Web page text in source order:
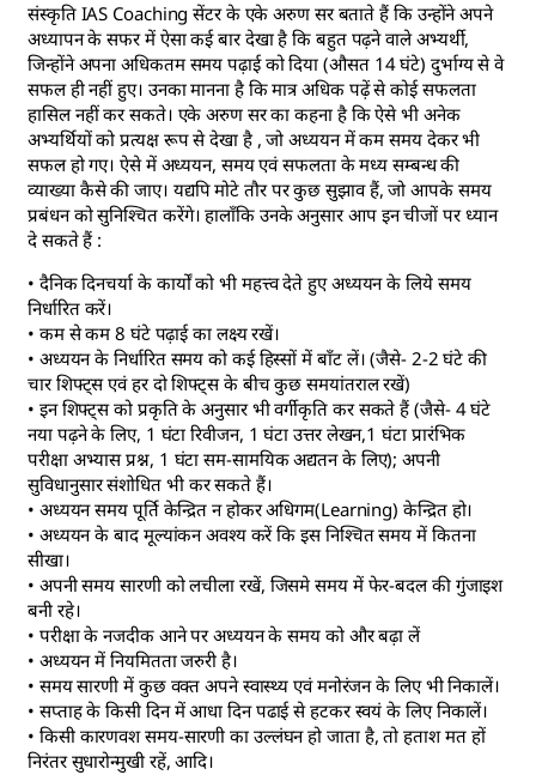
संस्कृति IAS Coaching सेंटर के एके अरुण सर बताते हैं कि उन्होंने अपने
अध्यापन के सफर में ऐसा कई बार देखा है कि बहुत पढ़ने वाले अभ्यर्थी,
जिन्होंने अपना अधिकतम समय पढ़ाई को दिया (औसत 14 घंटे) दुर्भाग्य से वे
सफल ही नहीं हुए। उनका मानना है कि मात्र अधिक पढ़ें से कोई सफलता
हासिल नहीं कर सकते। एके अरुण सर का कहना है कि ऐसे भी अनेक
अभ्यर्थियों को प्रत्यक्ष रूप से देखा है , जो अध्ययन में कम समय देकर भी
सफल हो गए। ऐसे में अध्ययन, समय एवं सफलता के मध्य सम्बन्ध की
व्याख्या कैसे की जाए। यद्यपि मोटे तौर पर कुछ सुझाव हैं, जो आपके समय
प्रबंधन को सुनिश्चित करेंगे। हालाँकि उनके अनुसार आप इन चीजों पर ध्यान
दे सकते हैं :
• दैनिक दिनचर्या के कार्यों को भी महत्त्व देते हुए अध्ययन के लिये समय
निर्धारित करें।
• कम से कम 8 घंटे पढ़ाई का लक्ष्य रखें।
• अध्ययन के निर्धारित समय को कई हिस्सों में बाँट लें। (जैसे- 2-2 घंटे की
चार शिफ्ट्स एवं हर दो शिफ्ट्स के बीच कुछ समयांतराल रखें)
• इन शिफ्ट्स को प्रकृति के अनुसार भी वर्गीकृति कर सकते हैं (जैसे- 4 घंटे
नया पढ़ने के लिए, 1 घंटा रिवीजन, 1 घंटा उत्तर लेखन,1 घंटा प्रारंभिक
परीक्षा अभ्यास प्रश्न, 1 घंटा सम-सामयिक अद्यतन के लिए); अपनी
सुविधानुसार संशोधित भी कर सकते हैं।
• अध्ययन समय पूर्ति केन्द्रित न होकर अधिगम(Learning) केन्द्रित हो।
• अध्ययन के बाद मूल्यांकन अवश्य करें कि इस निश्चित समय में कितना
सीखा।
• अपनी समय सारणी को लचीला रखें, जिसमे समय में फेर-बदल की गुंजाइश
बनी रहे।
• परीक्षा के नजदीक आने पर अध्ययन के समय को और बढ़ा लें
• अध्ययन में नियमितता जरुरी है।
• समय सारणी में कुछ वक्त अपने स्वास्थ्य एवं मनोरंजन के लिए भी निकालें।
• सप्ताह के किसी दिन में आधा दिन पढाई से हटकर स्वयं के लिए निकालें।
• किसी कारणवश समय-सारणी का उल्लंघन हो जाता है, तो हताश मत हों
निरंतर सुधारोन्मुखी रहें, आदि।